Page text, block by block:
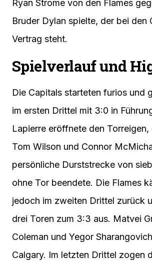
Ryan Strome von den Flames
Bruder Dylan spielte, der bei den
Vertrag steht.
Spielverlauf und
Die Capitals starteten furios und
im ersten Drittel mit 3:0 in
Lapierre eröffnete den
Tom Wilson und Connor
persönliche Durststrecke von
ohne Tor beendete. Die Flames
jedoch im zweiten Drittel zurück
drei Toren zum 3:3 aus. Matvei
Coleman und Yegor
Calgary. Im letzten Drittel zogen